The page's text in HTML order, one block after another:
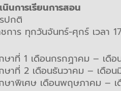
นินการเรียนการสอน
ปกติ
การ ทุกวันจันทร์-ศุกร์ เวลา
ษาที่ 1 เดือนกรกฏาคม – เดื
ษาที่ 2 เดือนธันวาคม – เดือน
ษาพิเศษ เดือนพฤษภาคม – เ